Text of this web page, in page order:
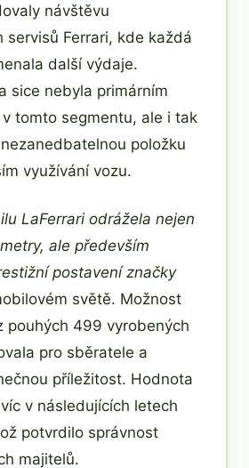
návštěvu
servisů Ferrari, kde každá
další výdaje.
sice nebyla primárním
tomto segmentu, ale i tak
položku
využívání vozu.
LaFerrari odrážela nejen
ale především
postavení značky
světě. Možnost
pouhých 499 vyrobených
pro sběratele a
příležitost. Hodnota
v následujících letech
potvrdilo správnost
majitelů.